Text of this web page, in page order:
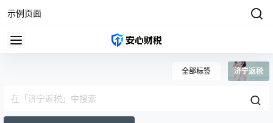
示例页面
全部标签 济宁返税